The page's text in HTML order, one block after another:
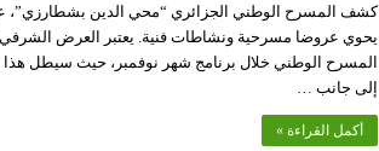
إلى جانب …
أكمل القراءة »